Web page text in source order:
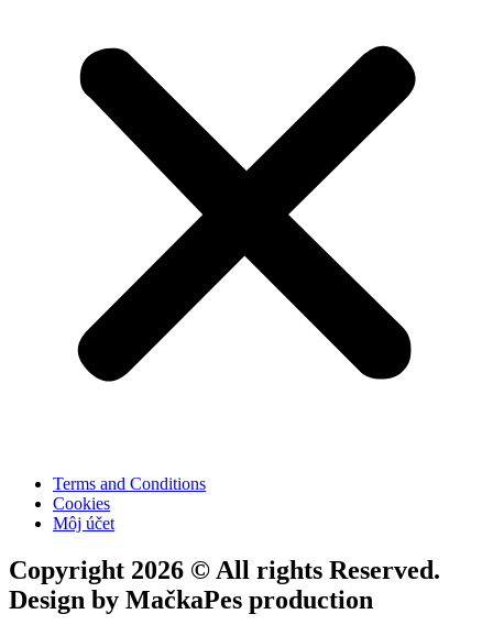
Terms and Conditions
Cookies
Môj účet
Copyright 2026 © All rights Reserved.
Design by MačkaPes production